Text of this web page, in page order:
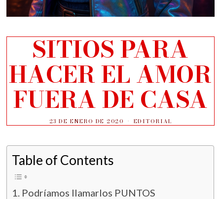
SITIOS PARA
HACER EL AMOR
FUERA DE CASA
23 DE ENERO DE 2020 EDITORIAL
Table of Contents
Podríamos llamarlos PUNTOS